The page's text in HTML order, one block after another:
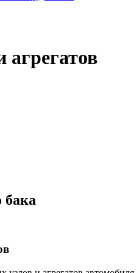
агрегатов
бака